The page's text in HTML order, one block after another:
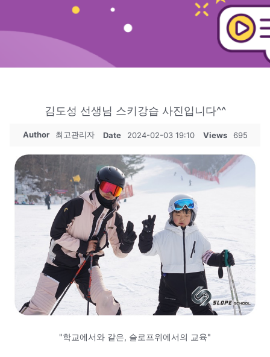
김도성 선생님 스키강습 사진입니다^^
Author 최고관리자 Date 2024-02-03 19:10 Views 695
"학교에서와 같은, 슬로프위에서의 교육"